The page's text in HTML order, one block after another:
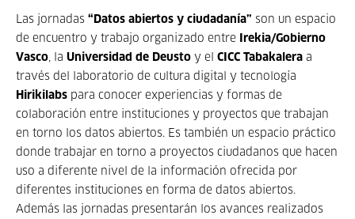
Las jornadas “Datos abiertos y ciudadanía” son un espacio
de encuentro y trabajo organizado entre Irekia/Gobierno
Vasco, la Universidad de Deusto y el CICC Tabakalera a
través del laboratorio de cultura digital y tecnología
Hirikilabs para conocer experiencias y formas de
colaboración entre instituciones y proyectos que trabajan
en torno los datos abiertos. Es también un espacio práctico
donde trabajar en torno a proyectos ciudadanos que hacen
uso a diferente nivel de la información ofrecida por
diferentes instituciones en forma de datos abiertos.
Además las jornadas presentarán los avances realizados